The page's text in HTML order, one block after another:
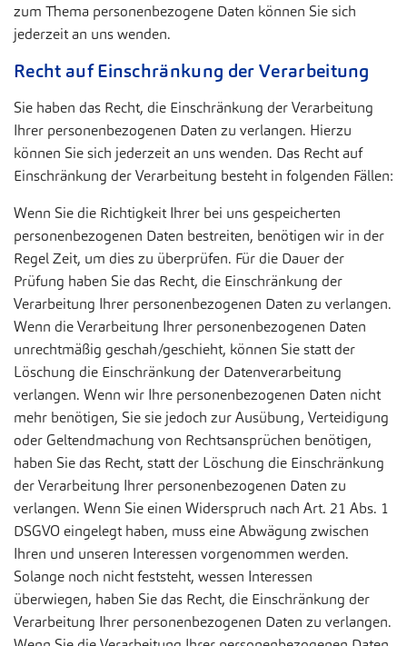
zum Thema personenbezogene Daten können Sie sich
jederzeit an uns wenden.
Recht auf Einschränkung der Verarbeitung
Sie haben das Recht, die Einschränkung der Verarbeitung
Ihrer personenbezogenen Daten zu verlangen. Hierzu
können Sie sich jederzeit an uns wenden. Das Recht auf
Einschränkung der Verarbeitung besteht in folgenden Fällen:
Wenn Sie die Richtigkeit Ihrer bei uns gespeicherten
personenbezogenen Daten bestreiten, benötigen wir in der
Regel Zeit, um dies zu überprüfen. Für die Dauer der
Prüfung haben Sie das Recht, die Einschränkung der
Verarbeitung Ihrer personenbezogenen Daten zu verlangen.
Wenn die Verarbeitung Ihrer personenbezogenen Daten
unrechtmäßig geschah/geschieht, können Sie statt der
Löschung die Einschränkung der Datenverarbeitung
verlangen. Wenn wir Ihre personenbezogenen Daten nicht
mehr benötigen, Sie sie jedoch zur Ausübung, Verteidigung
oder Geltendmachung von Rechtsansprüchen benötigen,
haben Sie das Recht, statt der Löschung die Einschränkung
der Verarbeitung Ihrer personenbezogenen Daten zu
verlangen. Wenn Sie einen Widerspruch nach Art. 21 Abs. 1
DSGVO eingelegt haben, muss eine Abwägung zwischen
Ihren und unseren Interessen vorgenommen werden.
Solange noch nicht feststeht, wessen Interessen
überwiegen, haben Sie das Recht, die Einschränkung der
Verarbeitung Ihrer personenbezogenen Daten zu verlangen.